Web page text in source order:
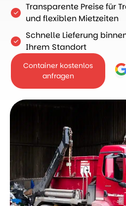
Transparente Preise für
und flexiblen Mietzeiten
Schnelle Lieferung
Ihrem Standort
Container kostenlos
anfragen